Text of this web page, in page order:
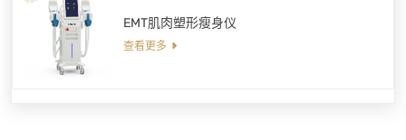
EMT肌肉塑形瘦身仪
查看更多